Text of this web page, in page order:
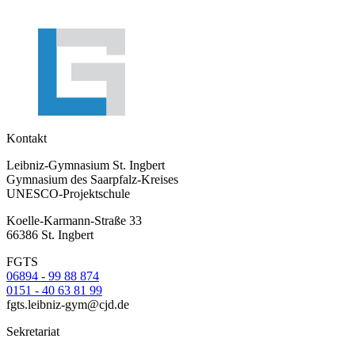
Kontakt
Leibniz-Gymnasium St. Ingbert
Gymnasium des Saarpfalz-Kreises
UNESCO-Projektschule
Koelle-Karmann-Straße 33
66386 St. Ingbert
FGTS
06894 - 99 88 874
0151 - 40 63 81 99
fgts.leibniz-gym@cjd.de
Sekretariat